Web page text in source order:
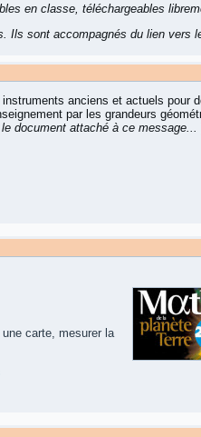
en classe, téléchargeables
Ils sont accompagnés du lien vers
anciens et actuels pour
par les grandeurs
document attaché à ce message...
carte, mesurer la